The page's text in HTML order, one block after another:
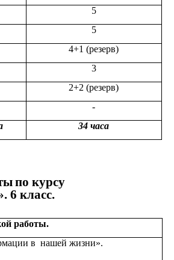
5
5
4+1 (резерв)
3
2+2 (резерв)
-
34 часа
по курсу
6 класс.
работы.
в нашей жизни».